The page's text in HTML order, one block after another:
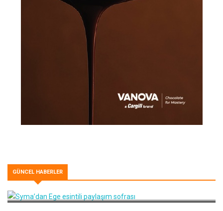
GÜNCEL HABERLER
Syma’dan Ege esintili paylaşım sofrası